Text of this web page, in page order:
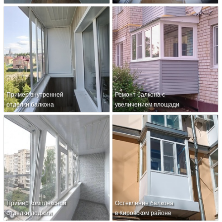
Пример внутренней
отделки балкона
Ремонт балкона с
увеличением площади
Пример комплексной
отделки лоджии
Остекление балкона
в Кировском районе